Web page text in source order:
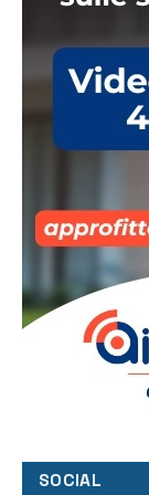
SOCIAL